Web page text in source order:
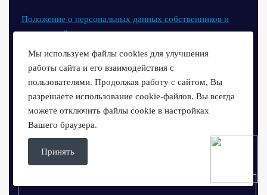
Положение о персональных данных собственников и
нанимателей
Приложение к Положению о персональных данных
собственников
Положение о персональных данных работников
ГРАФИК РАБОТЫ
Мы используем файлы cookies для улучшения
работы сайта и его взаимодействия с
пользователями. Продолжая работу с сайтом, Вы
разрешаете использование cookie-файлов. Вы всегда
можете отключить файлы cookie в настройках
Вашего браузера.
Принять